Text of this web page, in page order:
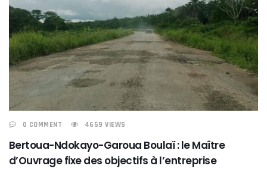
0 COMMENT 4659 VIEWS
Bertoua-Ndokayo-Garoua Boulaï : le Maître
d’Ouvrage fixe des objectifs à l’entreprise